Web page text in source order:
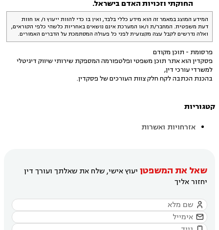
החוקתי וזכויות האדם בישראל.
המידע המוצג במאמר זה הוא מידע כללי בלבד, ואין בו כדי להוות ייעוץ ו/ או חוות
דעת משפטית. המחבר/ת ו/או המערכת אינם נושאים באחריות כלשהי כלפי הקוראים,
ואלה נדרשים לקבל עצה מקצועית לפני כל פעולה המסתמכת על הדברים האמורים.
פרסומת - תוכן מקודם
פסקדין הוא אתר תוכן משפטי ופלטפורמה המספקת שירותי שיווק דיגיטלי
למשרדי עורכי דין,
בהכנת הכתבה לקח חלק צוות העורכים של פסקדין.
קטגוריות
אזרחויות ואשרות
שאל את המשפטן יעוץ אישי, שלח את שאלתך ועורך דין
יחזור אליך

